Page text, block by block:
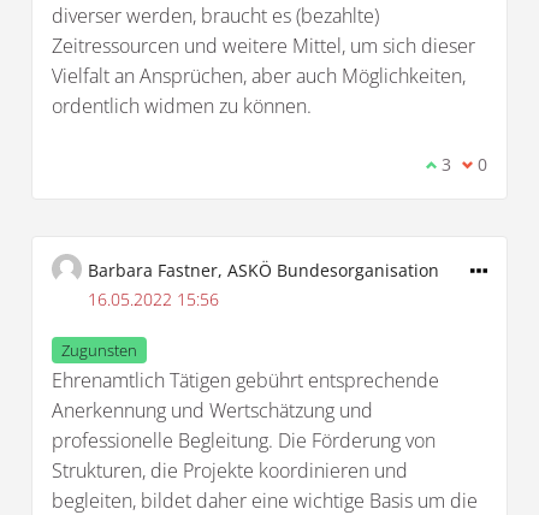
diverser werden, braucht es (bezahlte)
Zeitressourcen und weitere Mittel, um sich dieser
Vielfalt an Ansprüchen, aber auch Möglichkeiten,
ordentlich widmen zu können.
Ich stimme
3 Ich bin
0
Barbara Fastner, ASKÖ Bundesorganisation
16.05.2022 15:56
Zugunsten
Ehrenamtlich Tätigen gebührt entsprechende
Anerkennung und Wertschätzung und
professionelle Begleitung. Die Förderung von
Strukturen, die Projekte koordinieren und
begleiten, bildet daher eine wichtige Basis um die